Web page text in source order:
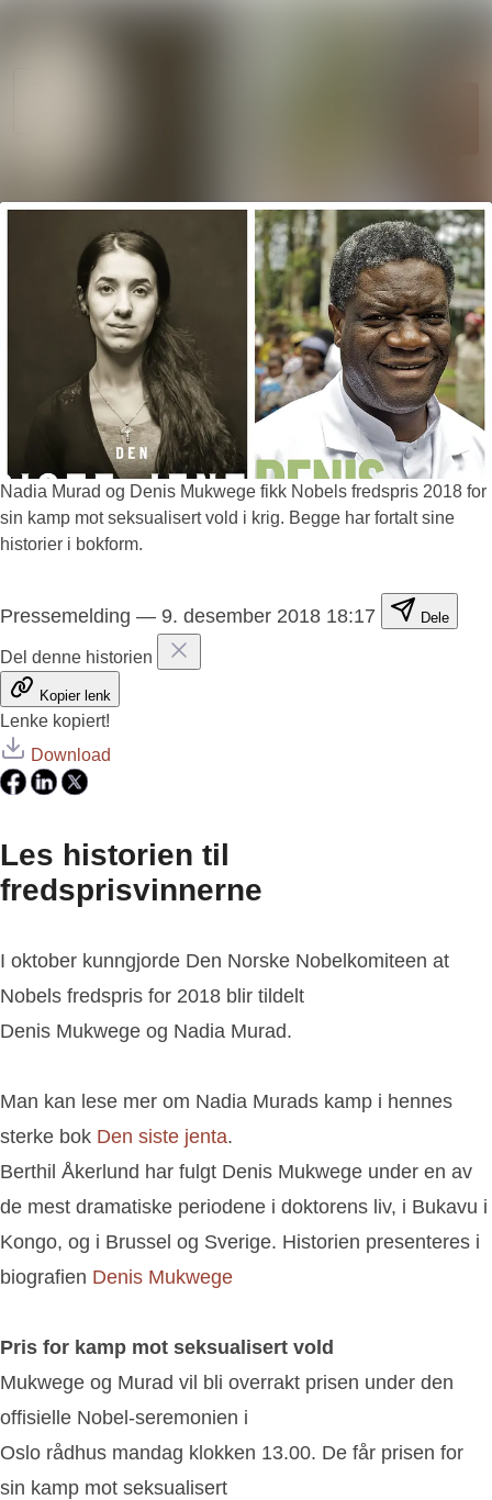
Nadia Murad og Denis Mukwege fikk Nobels fredspris 2018 for
sin kamp mot seksualisert vold i krig. Begge har fortalt sine
historier i bokform.
Pressemelding — 9. desember 2018 18:17 Dele
Del denne historien
Kopier lenk
Lenke kopiert!
Download
Les historien til
fredsprisvinnerne
I oktober kunngjorde Den Norske Nobelkomiteen at
Nobels fredspris for 2018 blir tildelt
Denis Mukwege og Nadia Murad.
Man kan lese mer om Nadia Murads kamp i hennes
sterke bok Den siste jenta.
Berthil Åkerlund har fulgt Denis Mukwege under en av
de mest dramatiske periodene i doktorens liv, i Bukavu i
Kongo, og i Brussel og Sverige. Historien presenteres i
biografien Denis Mukwege
Pris for kamp mot seksualisert vold
Mukwege og Murad vil bli overrakt prisen under den
offisielle Nobel-seremonien i
Oslo rådhus mandag klokken 13.00. De får prisen for
sin kamp mot seksualisert